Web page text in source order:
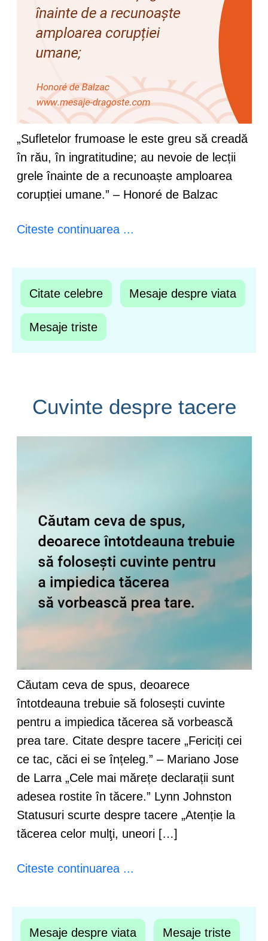
„Sufletelor frumoase le este greu să creadă
în rău, în ingratitudine; au nevoie de lecții
grele înainte de a recunoaște amploarea
corupției umane.” – Honoré de Balzac
Citeste continuarea ...
Citate celebre Mesaje despre viata
Mesaje triste
Cuvinte despre tacere
Căutam ceva de spus, deoarece
întotdeauna trebuie să folosești cuvinte
pentru a impiedica tăcerea să vorbească
prea tare. Citate despre tacere „Fericiți cei
ce tac, căci ei se înțeleg.” – Mariano Jose
de Larra „Cele mai mărețe declarații sunt
adesea rostite în tăcere.” Lynn Johnston
Statusuri scurte despre tacere „Atenție la
tăcerea celor mulţi, uneori […]
Citeste continuarea ...
Mesaje despre viata Mesaje triste